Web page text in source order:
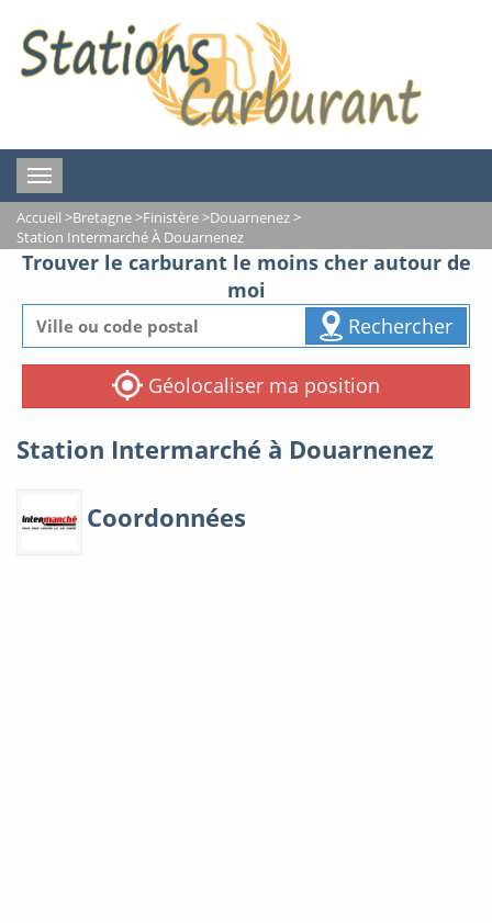
Toggle
navigation
Accueil >Bretagne>Finistère>Douarnenez>
Station Intermarché À Douarnenez
Trouver le carburant le moins cher autour de
moi
Rechercher
Géolocaliser ma position
Station Intermarché à Douarnenez
Coordonnées